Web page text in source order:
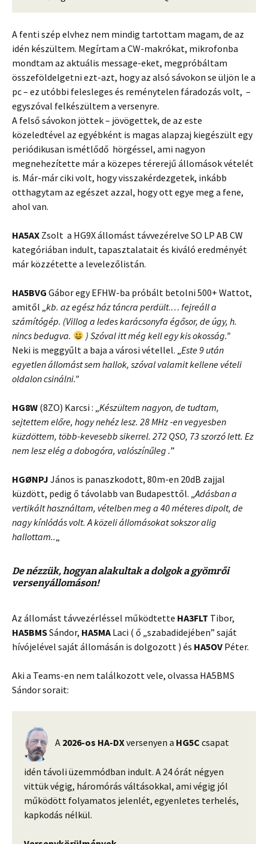
A fenti szép elvhez nem mindig tartottam magam, de az
idén készültem. Megírtam a CW-makrókat, mikrofonba
mondtam az aktuális message-eket, megpróbáltam
összeföldelgetni ezt-azt, hogy az alsó sávokon se üljön le a
pc – ez utóbbi felesleges és reménytelen fáradozás volt, –
egyszóval felkészültem a versenyre.
A felső sávokon jöttek – jövögettek, de az este
közeledtével az egyébként is magas alapzaj kiegészült egy
periódikusan ismétlődő hörgéssel, ami nagyon
megnehezítette már a közepes térerejű állomások vételét
is. Már-már ciki volt, hogy visszakérdezgetek, inkább
otthagytam az egészet azzal, hogy ott egye meg a fene,
ahol van.
HA5AX Zsolt a HG9X állomást távvezérelve SO LP AB CW
kategóriában indult, tapasztalatait és kiváló eredményét
már közzétette a levelezőlistán.
HA5BVG Gábor egy EFHW-ba próbált betolni 500+ Wattot,
amitől „kb. az egész ház táncra perdült.… fejreáll a
számítógép. (Villog a ledes karácsonyfa égősor, de úgy, h.
nincs bedugva.
) Szóval itt még kell egy kis okosság.”
Neki is meggyűlt a baja a városi vétellel. „Este 9 után
egyetlen állomást sem hallok, szóval valamit kellene vételi
oldalon csinálni.”
HG8W (8ZO) Karcsi : „Készültem nagyon, de tudtam,
sejtettem előre, hogy nehéz lesz. 28 MHz -en vegyesben
küzdöttem, több-kevesebb sikerrel. 272 QSO, 73 szorzó lett. Ez
nem lesz elég a dobogóra, valószínűleg .”
HGØNPJ János is panaszkodott, 80m-en 20dB zajjal
küzdött, pedig ő távolabb van Budapesttől. „Adásban a
vertikált használtam, vételben meg a 40 méteres dipolt, de
nagy kínlódás volt. A közeli állomásokat sokszor alig
hallottam..„
De nézzük, hogyan alakultak a dolgok a gyömrői
versenyállomáson!
Az állomást távvezérléssel működtette HA3FLT Tibor,
HA5BMSSándor, HA5MALaci ( ő „szabadidejében” saját
hívójelével saját állomásán is dolgozott ) és HA5OV Péter.
Aki a Teams-en nem találkozott vele, olvassa HA5BMS
Sándor sorait:
A 2026-os HA-DXversenyen a HG5C csapat
idén távoli üzemmódban indult. A 24 órát négyen
vittük végig, háromórás váltásokkal, ami végig jól
működött folyamatos jelenlét, egyenletes terhelés,
kapkodás nélkül.